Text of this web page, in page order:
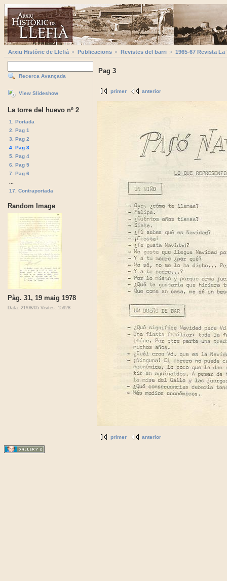
Arxiu Històric de Llefià Publicacions Revistes del barri 1965-67 Revista
Recerca Avançada
View Slideshow
La torre del huevo nº 2
1. Portada
2. Pag 1
3. Pag 2
4. Pag 3
5. Pag 4
6. Pag 5
7. Pag 6
17. Contraportada
Random Image
Pàg. 31, 19 maig 1978
Data: 21/08/05 Visites: 15928
Pag 3
primer anterior
primer anterior